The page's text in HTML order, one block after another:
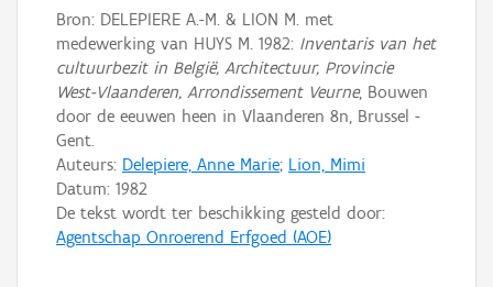
Bron: DELEPIERE A.-M. & LION M. met
medewerking van HUYS M. 1982: Inventaris van het
cultuurbezit in België, Architectuur, Provincie
West-Vlaanderen, Arrondissement Veurne, Bouwen
door de eeuwen heen in Vlaanderen 8n, Brussel -
Gent.
Auteurs: Delepiere, Anne Marie; Lion, Mimi
Datum: 1982
De tekst wordt ter beschikking gesteld door:
Agentschap Onroerend Erfgoed (AOE)